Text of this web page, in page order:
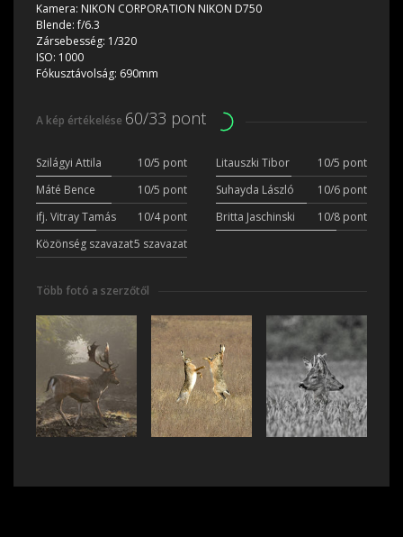
Kamera: NIKON CORPORATION NIKON D750
Blende:f/6.3
Zársebesség: 1/320
ISO: 1000
Fókusztávolság: 690mm
A kép értékelése 60/33 pont
Szilágyi Attila 10/5 pont Litauszki Tibor
10/5 pont
Máté Bence
10/5 pont Suhayda László
10/6 pont
ifj. Vitray Tamás
10/4 pont Britta Jaschinski
10/8 pont
Közönség szavazat5 szavazat
Több fotó a szerzőtől